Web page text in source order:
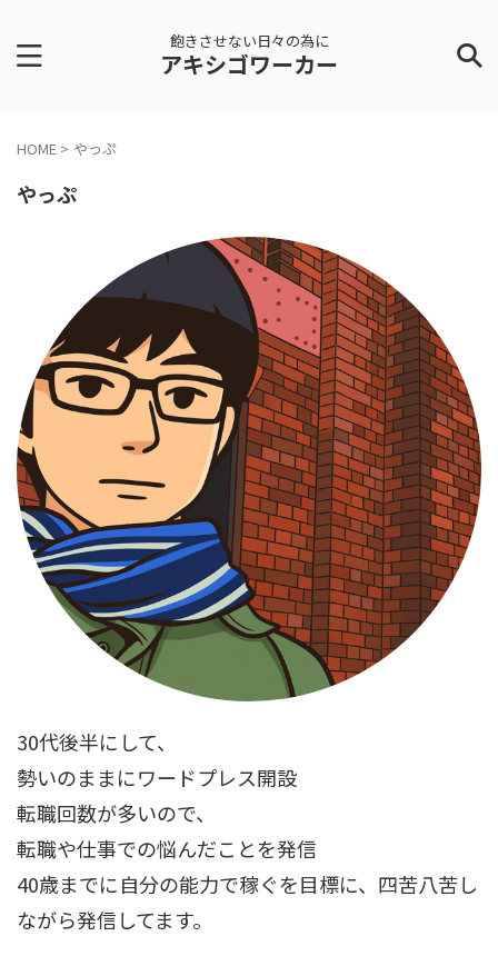
飽きさせない日々の為に
アキシゴワーカー
HOME > やっぷ
やっぷ
30代後半にして、
勢いのままにワードプレス開設
転職回数が多いので、
転職や仕事での悩んだことを発信
40歳までに自分の能力で稼ぐを目標に、四苦八苦し
ながら発信してます。